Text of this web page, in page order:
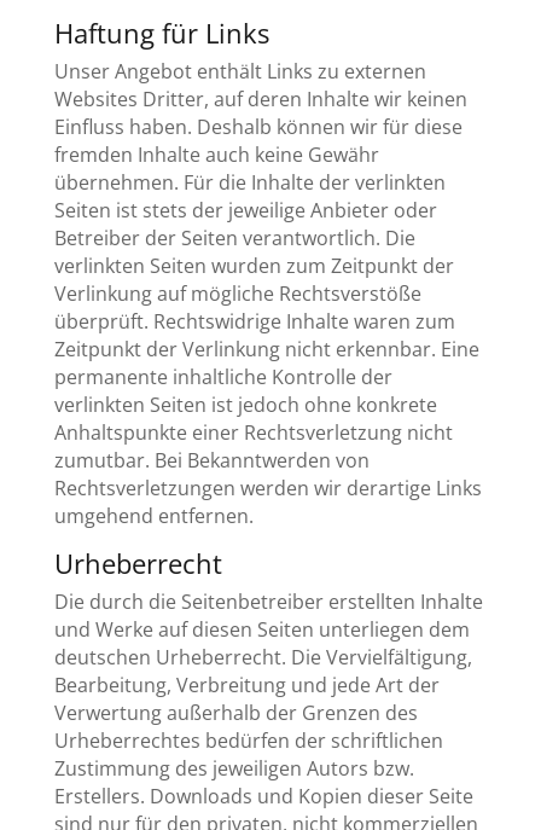
Haftung für Links
Unser Angebot enthält Links zu externen
Websites Dritter, auf deren Inhalte wir keinen
Einfluss haben. Deshalb können wir für diese
fremden Inhalte auch keine Gewähr
übernehmen. Für die Inhalte der verlinkten
Seiten ist stets der jeweilige Anbieter oder
Betreiber der Seiten verantwortlich. Die
verlinkten Seiten wurden zum Zeitpunkt der
Verlinkung auf mögliche Rechtsverstöße
überprüft. Rechtswidrige Inhalte waren zum
Zeitpunkt der Verlinkung nicht erkennbar. Eine
permanente inhaltliche Kontrolle der
verlinkten Seiten ist jedoch ohne konkrete
Anhaltspunkte einer Rechtsverletzung nicht
zumutbar. Bei Bekanntwerden von
Rechtsverletzungen werden wir derartige Links
umgehend entfernen.
Urheberrecht
Die durch die Seitenbetreiber erstellten Inhalte
und Werke auf diesen Seiten unterliegen dem
deutschen Urheberrecht. Die Vervielfältigung,
Bearbeitung, Verbreitung und jede Art der
Verwertung außerhalb der Grenzen des
Urheberrechtes bedürfen der schriftlichen
Zustimmung des jeweiligen Autors bzw.
Erstellers. Downloads und Kopien dieser Seite
sind nur für den privaten, nicht kommerziellen